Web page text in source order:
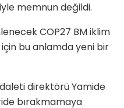
memnun değildi.
COP27 BM iklim
bu anlamda yeni bir
direktörü Yamide
bırakmamaya